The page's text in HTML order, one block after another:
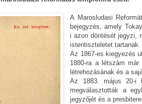
A Marosludasi
bejegyzés, amely
i azon döntését jegyzi,
istentiszteletet tartanak.
Az 1867-es kiegyezés
1880-ra a létszám
létrehozásának és a
Az 1883. május 20-i
megválasztották a
jegyzőjét és a